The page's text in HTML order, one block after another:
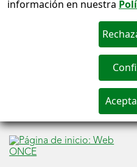
información en nuestra